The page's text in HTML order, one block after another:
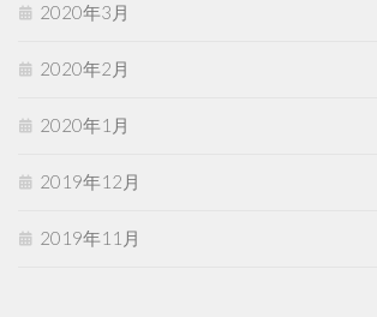
2020年3月
2020年2月
2020年1月
2019年12月
2019年11月